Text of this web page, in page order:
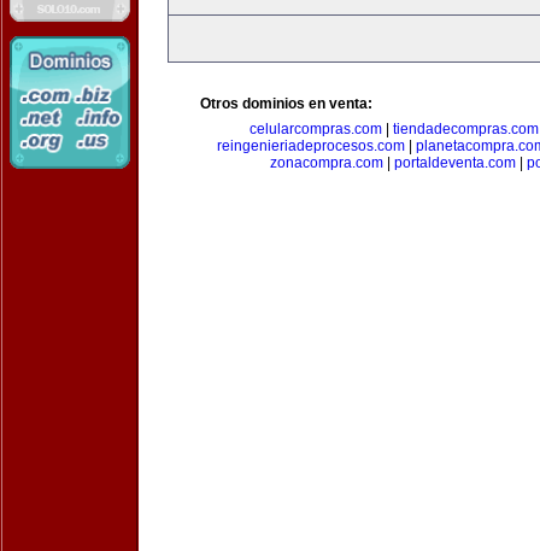
Otros dominios en venta:
celularcompras.com| tiendadecompras.com
reingenieriadeprocesos.com|
zonacompra.com| portaldeventa.com|